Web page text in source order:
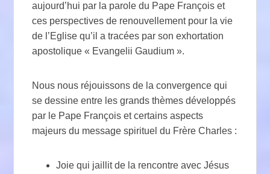
aujourd’hui par la parole du Pape François et
ces perspectives de renouvellement pour la vie
de l’Eglise qu’il a tracées par son exhortation
apostolique « Evangelii Gaudium ».
Nous nous réjouissons de la convergence qui
se dessine entre les grands thèmes développés
par le Pape François et certains aspects
majeurs du message spirituel du Frère Charles :
Joie qui jaillit de la rencontre avec Jésus